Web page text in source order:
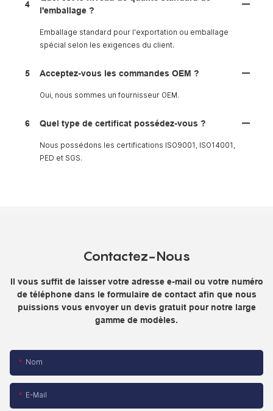
4
l'emballage ?
Emballage standard pour l'exportation ou emballage
spécial selon les exigences du client.
5 Acceptez-vous les commandes OEM ?
Oui, nous sommes un fournisseur OEM.
6 Quel type de certificat possédez-vous ?
Nous possédons les certifications ISO9001, ISO14001,
PED et SGS.
Contactez-Nous
Il vous suffit de laisser votre adresse e-mail ou votre numéro
de téléphone dans le formulaire de contact afin que nous
puissions vous envoyer un devis gratuit pour notre large
gamme de modèles.
Nom
E-Mail